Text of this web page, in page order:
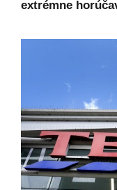
extrémne